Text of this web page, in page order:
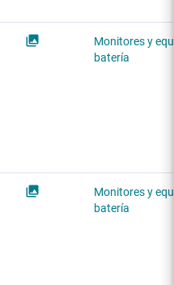
Monitores y
batería
Monitores y
batería